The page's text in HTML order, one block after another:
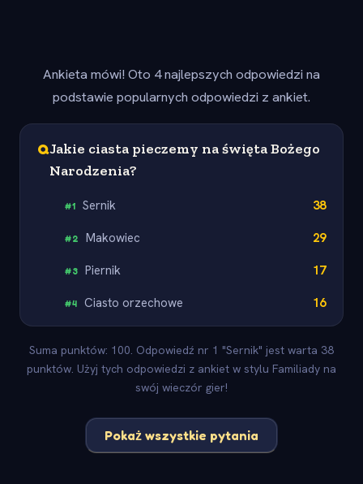
Ankieta mówi! Oto 4 najlepszych odpowiedzi na
podstawie popularnych odpowiedzi z ankiet.
QJakie ciasta pieczemy na święta Bożego
Narodzenia?
#1 Sernik 38
#2 Makowiec 29
#3 Piernik 17
#4 Ciasto orzechowe 16
Suma punktów: 100. Odpowiedź nr 1 "Sernik" jest warta 38
punktów. Użyj tych odpowiedzi z ankiet w stylu Familiady na
swój wieczór gier!
Pokaż wszystkie pytania